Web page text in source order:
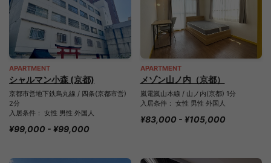
APARTMENT
シャルマン小森 (京都)
京都市営地下鉄烏丸線 / 四条(京都市営)
2分
入居条件： 女性 男性 外国人
¥99,000 - ¥99,000
APARTMENT
メゾン山ノ内（京都）
嵐電嵐山本線 / 山ノ内(京都) 1分
入居条件： 女性 男性 外国人
¥83,000 - ¥105,000